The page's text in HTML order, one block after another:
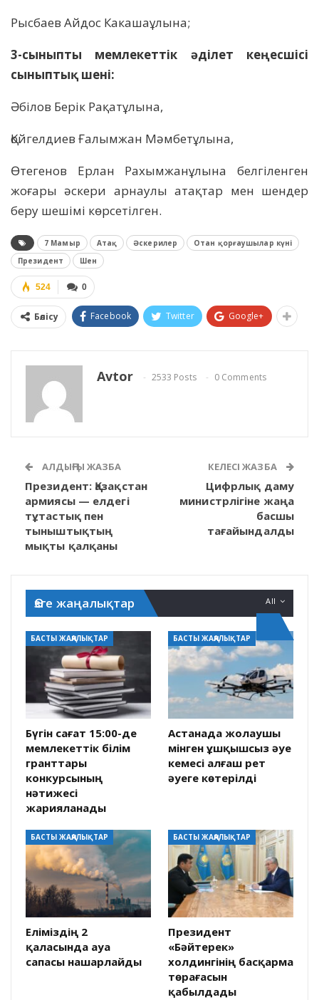
Рысбаев Айдос Какашаұлына;
3-сыныпты мемлекеттік әділет кеңесшісі
сыныптық шені:
Әбілов Берік Рақатұлына,
Қойгелдиев Ғалымжан Мәмбетұлына,
Өтегенов Ерлан Рахымжанұлына белгіленген
жоғары әскери арнаулы атақтар мен шендер
беру шешімі көрсетілген.
7 Мамыр Атақ Әскерилер
Отан қорғаушылар күні
Президент
Шен
0
524
Бөлісу Facebook Twitter Google+
Avtor 2533 Posts 0 Comments
АЛДЫҢҒЫ ЖАЗБА
Президент: Қазақстан
армиясы — елдегі
тұтастық пен
тыныштықтың
мықты қалқаны
КЕЛЕСІ ЖАЗБА
Цифрлық даму
министрлігіне жаңа
басшы
тағайындалды
All
Өзге жаңалықтар
БАСТЫ ЖАҢАЛЫҚТАР
Бүгін сағат 15:00-де
мемлекеттік білім
гранттары
конкурсының
нәтижесі
жарияланады
БАСТЫ ЖАҢАЛЫҚТАР
Астанада жолаушы
мінген ұшқышсыз әуе
кемесі алғаш рет
әуеге көтерілді
БАСТЫ ЖАҢАЛЫҚТАР
Еліміздің 2
қаласында ауа
сапасы нашарлайды
БАСТЫ ЖАҢАЛЫҚТАР
Президент
«Бәйтерек»
холдингінің басқарма
төрағасын
қабылдады